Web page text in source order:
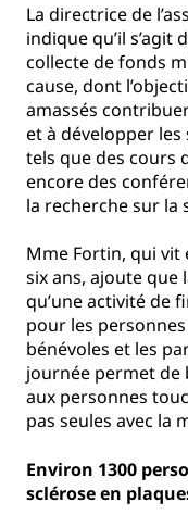
La directrice de
indique qu’il s’agit
collecte de fonds
cause, dont
amassés
et à développer les
tels que des cours
encore des
la recherche sur la
Mme Fortin, qui vit
six ans, ajoute que
qu’une activité de
pour les
bénévoles et les
journée permet de
aux personnes
pas seules avec la
Environ 1300
sclérose en